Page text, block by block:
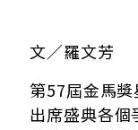
文／羅文芳
第57屆金馬
出席盛典各個